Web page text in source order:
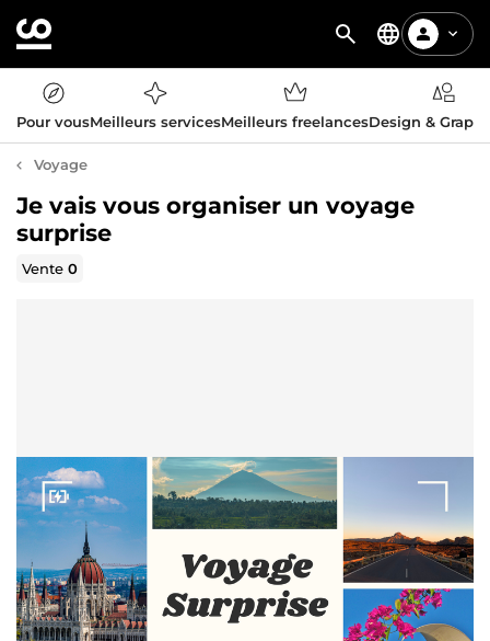
Pour vousMeilleurs servicesMeilleurs freelancesDesign &
Voyage
Je vais vous organiser un voyage
surprise
Vente0